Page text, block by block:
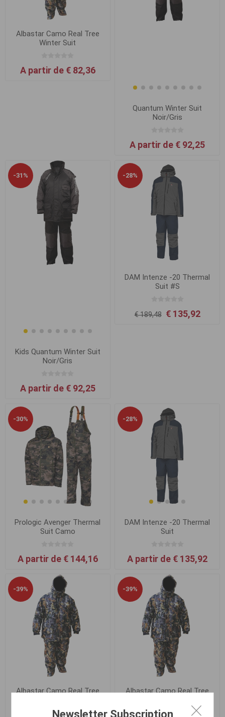
Albastar Camo Real Tree
Winter Suit
A partir de € 82,36
Quantum Winter Suit
Noir/Gris
A partir de € 92,25
-31%
Kids Quantum Winter Suit
Noir/Gris
A partir de € 92,25
-28%
DAM Intenze -20 Thermal
Suit #S
€ 189,48 € 135,92
-30%
Prologic Avenger Thermal
Suit Camo
A partir de € 144,16
-28%
DAM Intenze -20 Thermal
Suit
A partir de € 135,92
-39%
Albastar Camo Real Tree
-39%
Albastar Camo Real Tree
Newsletter Subscription